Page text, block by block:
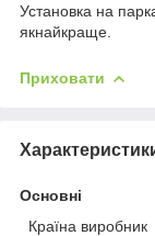
Установка на
якнайкраще.
Приховати
Основні
Країна виробник